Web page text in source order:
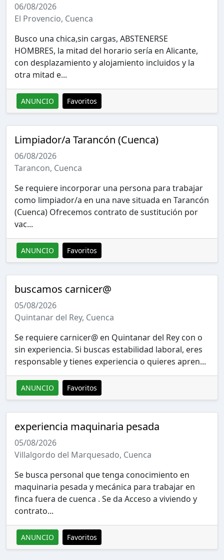
06/08/2026
El Provencio, Cuenca
Busco una chica,sin cargas, ABSTENERSE
HOMBRES, la mitad del horario sería en Alicante,
con desplazamiento y alojamiento incluidos y la
otra mitad e...
ANUNCIO Favoritos
Limpiador/a Tarancón (Cuenca)
06/08/2026
Tarancon, Cuenca
Se requiere incorporar una persona para trabajar
como limpiador/a en una nave situada en Tarancón
(Cuenca) Ofrecemos contrato de sustitución por
vac...
ANUNCIO Favoritos
buscamos carnicer@
05/08/2026
Quintanar del Rey, Cuenca
Se requiere carnicer@ en Quintanar del Rey con o
sin experiencia. Si buscas estabilidad laboral, eres
responsable y tienes experiencia o quieres apren...
ANUNCIO Favoritos
experiencia maquinaria pesada
05/08/2026
Villalgordo del Marquesado, Cuenca
Se busca personal que tenga conocimiento en
maquinaria pesada y mecánica para trabajar en
finca fuera de cuenca . Se da Acceso a viviendo y
contrato...
ANUNCIO Favoritos